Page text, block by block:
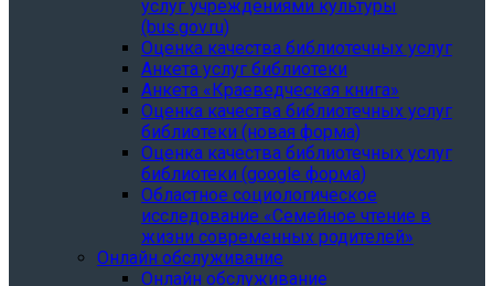
услуг учреждениями культуры
(bus.gov.ru)
Оценка качества библиотечных услуг
Анкета услуг библиотеки
Анкета «Краеведческая книга»
Oценка качества библиотечных услуг
библиотеки (новая форма)
Oценка качества библиотечных услуг
библиотеки (google форма)
Областное социологическое
исследование «Семейное чтение в
жизни современных родителей»
Онлайн обслуживание
Онлайн обслуживание